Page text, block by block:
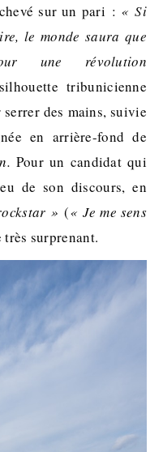
sur un pari : « Si
le monde saura que
une révolution
tribunicienne
des mains, suivie
en arrière-fond de
Pour un candidat qui
de son discours, en
»(« Je me sens
surprenant.